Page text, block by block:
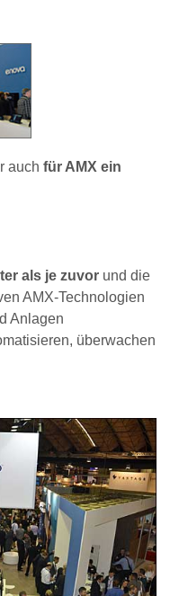
auch für AMX ein
als je zuvor und die
AMX-Technologien
Anlagen
überwachen